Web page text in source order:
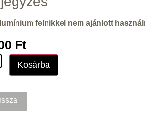
felnikkel nem ajánlott
Ft
Kosárba